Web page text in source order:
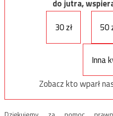
do jutra,
30 zł
50
Inna
Zobacz kto wparł